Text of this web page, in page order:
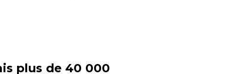
plus de 40 000